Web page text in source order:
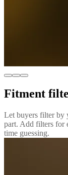
Fitment
Let buyers filter by
part. Add filters for
time guessing.